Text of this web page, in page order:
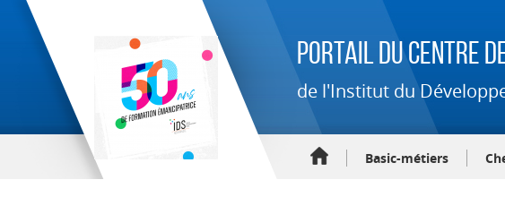
Portail du Centre
de l'Institut du
Basic-métiers